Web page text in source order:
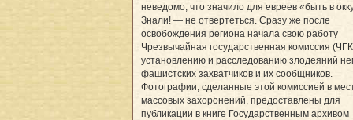
неведомо, что значило для евреев «быть в
Знали! — не отвертеться. Сразу же после
освобождения региона начала свою работу
Чрезвычайная государственная комиссия
установлению и расследованию злодеяний
фашистских захватчиков и их сообщников.
Фотографии, сделанные этой комиссией в
массовых захоронений, предоставлены для
публикации в книге Государственным архивом